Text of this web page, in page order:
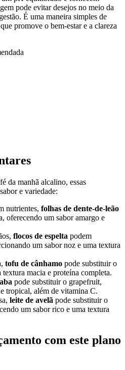
pode evitar desejos no meio da
É uma maneira simples de
promove o bem-estar e a clareza
da manhã alcalino, essas
e variedade:
nutrientes, folhas de dente-de-leão
oferecendo um sabor amargo e
flocos de espelta podem
um sabor noz e uma textura
tofu de cânhamo pode substituir o
macia e proteína completa.
pode substituir o grapefruit,
tropical, além de vitamina C.
leite de avelã pode substituir o
um sabor rico e uma textura
com este plano